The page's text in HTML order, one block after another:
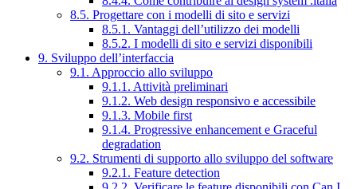
8.5. Progettare con i modelli di sito e servizi
8.5.1. Vantaggi dell’utilizzo dei modelli
8.5.2. I modelli di sito e servizi disponibili
9. Sviluppo dell’interfaccia
9.1. Approccio allo sviluppo
9.1.1. Attività preliminari
9.1.2. Web design responsivo e accessibile
9.1.3. Mobile first
9.1.4. Progressive enhancement e Graceful
degradation
9.2. Strumenti di supporto allo sviluppo del software
9.2.1. Feature detection